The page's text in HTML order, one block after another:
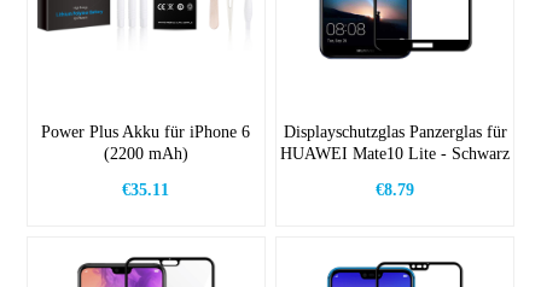
Power Plus Akku für iPhone 6
(2200 mAh)
€35.11
Displayschutzglas Panzerglas für
HUAWEI Mate10 Lite - Schwarz
€8.79